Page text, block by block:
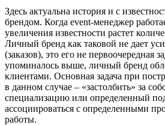
Здесь актуальна история и с
брендом. Когда event-менеджер
увеличения известности растет
Личный бренд как таковой не дает
(заказов), это его не первоочередная
упоминалось выше, личный бренд
клиентами. Основная задача при
в данном случае – «застолбить» за
специализацию или определенный
ассоциироваться с определенными
работы.